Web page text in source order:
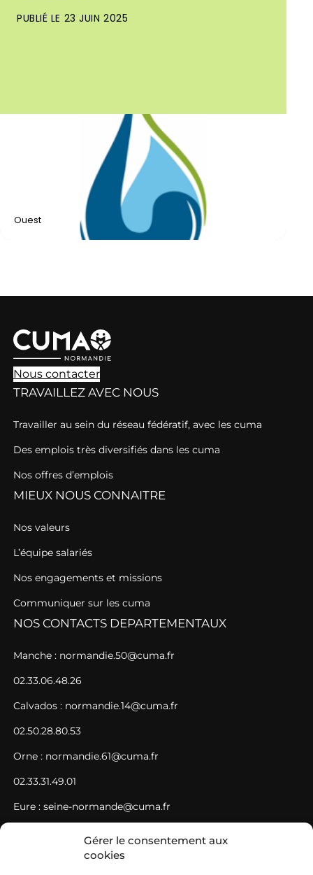
Gérer le consentement aux
cookies
PUBLIÉ LE 23 JUIN 2025
Ouest
Nous contacter
TRAVAILLEZ AVEC NOUS
Travailler au sein du réseau fédératif, avec les cuma
Des emplois très diversifiés dans les cuma
Nos offres d’emplois
MIEUX NOUS CONNAITRE
Nos valeurs
L’équipe salariés
Nos engagements et missions
Communiquer sur les cuma
NOS CONTACTS DEPARTEMENTAUX
Manche : normandie.50@cuma.fr
02.33.06.48.26
Calvados : normandie.14@cuma.fr
02.50.28.80.53
Orne : normandie.61@cuma.fr
02.33.31.49.01
Eure : seine-normande@cuma.fr
Seine-Maritime : seine-normande@cuma.fr